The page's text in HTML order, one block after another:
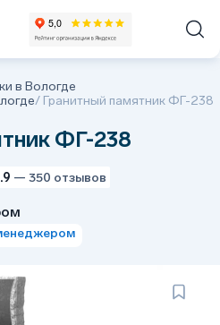
в Вологде
/ Гранитный памятник ФГ-238
ФГ-238
— 350 отзывов